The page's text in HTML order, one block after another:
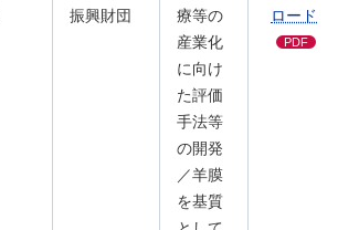
振興財団
療等の
産業化
に向け
た評価
手法等
の開発
／羊膜
を基質
ロード
PDF